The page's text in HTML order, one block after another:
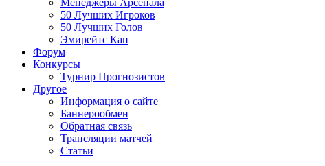
Менеджеры Арсенала
50 Лучших Игроков
50 Лучших Голов
Эмирейтс Кап
Форум
Конкурсы
Турнир Прогнозистов
Другое
Информация о сайте
Баннерообмен
Обратная связь
Трансляции матчей
Статьи